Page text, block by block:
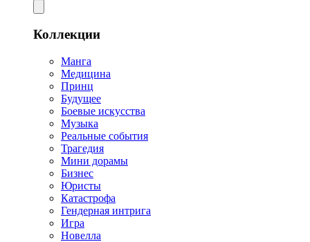
Коллекции
Манга
Медицина
Принц
Будущее
Боевые искусства
Музыка
Реальные события
Трагедия
Мини дорамы
Бизнес
Юристы
Катастрофа
Гендерная интрига
Игра
Новелла